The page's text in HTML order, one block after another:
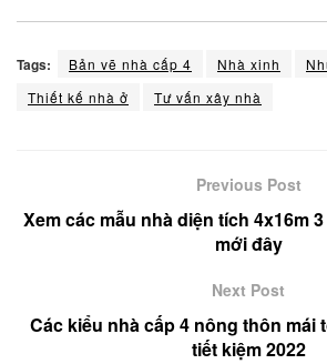
Tags: Bản vẽ nhà cấp 4 Nhà xinh
Thiết kế nhà ở
Tư vấn xây nhà
Previous Post
Xem các mẫu nhà diện tích 4x16m
mới đây
Next Post
Các kiểu nhà cấp 4 nông thôn mái
tiết kiệm 2022